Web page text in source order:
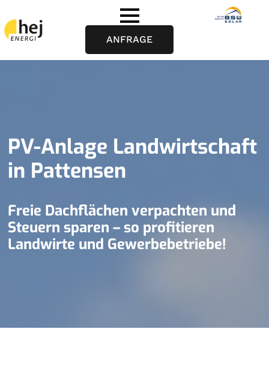
ANFRAGE
PV-Anlage Landwirtschaft
in Pattensen
Freie Dachflächen verpachten und
Steuern sparen – so profitieren
Landwirte und Gewerbebetriebe!